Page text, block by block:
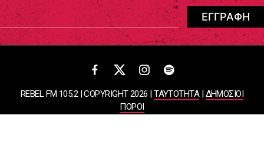
REBEL FM 105.2 | COPYRIGHT 2026 |ΤΑΥΤΟΤΗΤΑ|ΔΗΜΟΣΙΟΙ
ΠΟΡΟΙ